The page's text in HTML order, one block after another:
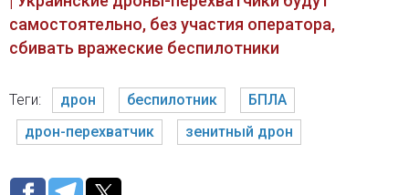
самостоятельно, без участия оператора,
сбивать вражеские беспилотники
Теги: дрон беспилотник
БПЛА
дрон-перехватчик
зенитный дрон